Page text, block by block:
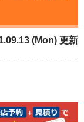
(Mon) 更新